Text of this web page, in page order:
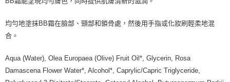
7-11取貨付款
7-11純取貨 (先付款
宅配
均勻地塗抹BB霜在臉部、頸部和鎖骨處，然後用手指或化妝刷輕柔地混
合。
Aqua (Water), Olea Europaea (Olive) Fruit Oil*, Glycerin, Rosa
Damascena Flower Water*, Alcohol*, Caprylic/Capric Triglyceride,